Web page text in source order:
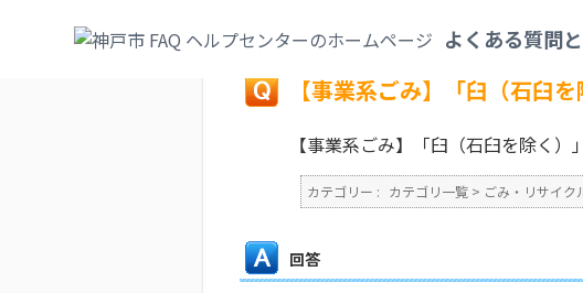
よくある質問
戻る
【事業系ごみ】「臼（石臼
【事業系ごみ】「臼（石臼を除く
カテゴリー : カテゴリ一覧 > ごみ・リサイク
回答